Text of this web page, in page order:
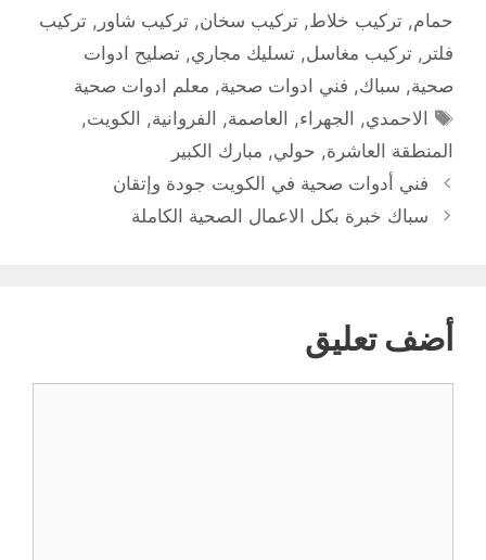
حمام, تركيب خلاط, تركيب سخان, تركيب شاور , تركيب
فلتر , تركيب مغاسل, تسليك مجاري, تصليح ادوات
صحية, سباك, فني ادوات صحية, معلم ادوات صحية
الوسوم
الاحمدي, الجهراء, العاصمة, الفروانية, الكويت,
المنطقة العاشرة, حولي, مبارك الكبير
فني أدوات صحية في الكويت جودة وإتقان
سباك خبرة بكل الاعمال الصحية الكاملة
أضف تعليق